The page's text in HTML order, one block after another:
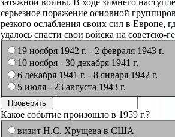
затяжной войны. В ходе зимнего
серьезное поражение основной
резкого ослабления своих сил в Европе,
удалось спасти свои войска на
19 ноября 1942 г. - 2 февраля 1943 г.
10 ноября - 30 декабря 1941 г.
6 декабря 1941 г. - 8 января 1942 г.
5 июля - 23 августа 1943 г.
Какое событие произошло в 1959 г.?
визит Н.С. Хрущева в США